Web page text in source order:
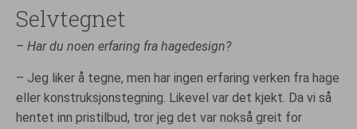
Selvtegnet
– Har du noen erfaring fra hagedesign?
– Jeg liker å tegne, men har ingen erfaring verken fra hage
eller konstruksjonstegning. Likevel var det kjekt. Da vi så
hentet inn pristilbud, tror jeg det var nokså greit for